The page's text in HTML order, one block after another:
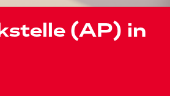
(AP) in